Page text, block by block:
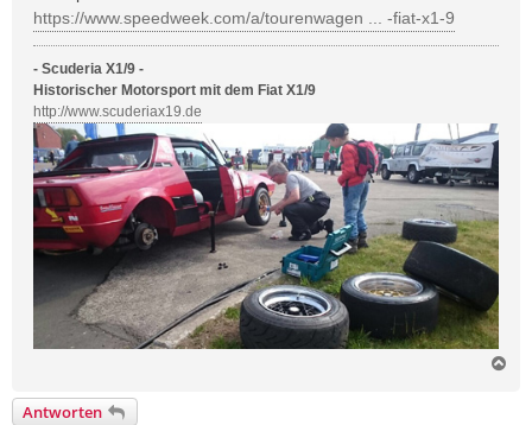
r
a
g
https://www.speedweek.com/a/tourenwagen ... -fiat-x1-9
- Scuderia X1/9 -
Historischer Motorsport mit dem Fiat X1/9
http://www.scuderiax19.de
Antworten